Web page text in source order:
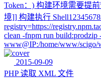
Token：) 构建环境需要提
境]] 构建执行
registry=https://
clean -fnpm run build:prodzip
www@IP:/home/www/scigo/
2015-09-09
PHP 读取 XML 文件